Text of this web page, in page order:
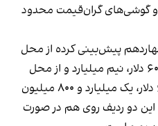
و گوشی‌های گران‌قیمت محدود
پیش‌بینی کرده از محل
حقوق ورودی گوشی‌های بالای ۶۰۰ دلار، نیم میلیارد و از محل
حقوق ورودی گوشی‌های زیر ۶۰۰ دلار، یک میلیارد و ۸۰۰ میلیون
دو ردیف روی هم در صورت